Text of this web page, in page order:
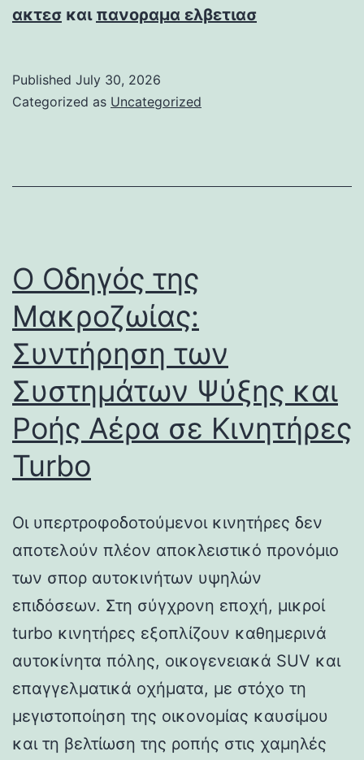
ακτεσ και πανοραμα ελβετιασ
Published July 30, 2026
Categorized as Uncategorized
Ο Οδηγός της
Μακροζωίας:
Συντήρηση των
Συστημάτων Ψύξης και
Ροής Αέρα σε Κινητήρες
Turbo
Οι υπερτροφοδοτούμενοι κινητήρες δεν
αποτελούν πλέον αποκλειστικό προνόμιο
των σπορ αυτοκινήτων υψηλών
επιδόσεων. Στη σύγχρονη εποχή, μικροί
turbo κινητήρες εξοπλίζουν καθημερινά
αυτοκίνητα πόλης, οικογενειακά SUV και
επαγγελματικά οχήματα, με στόχο τη
μεγιστοποίηση της οικονομίας καυσίμου
και τη βελτίωση της ροπής στις χαμηλές